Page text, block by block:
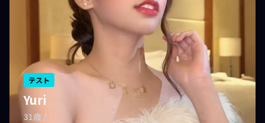
テスト
Yuri
31歳 /